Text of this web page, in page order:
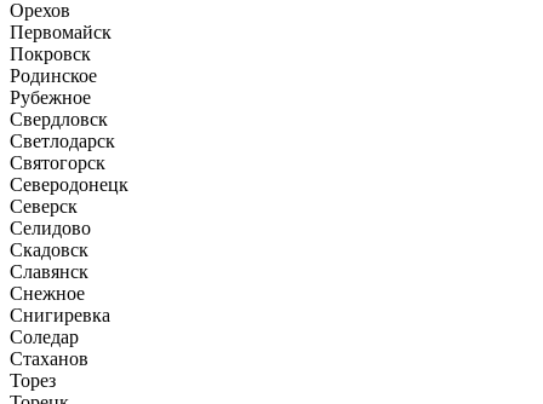
Орехов
Первомайск
Покровск
Родинское
Рубежное
Свердловск
Светлодарск
Святогорск
Северодонецк
Северск
Селидово
Скадовск
Славянск
Снежное
Снигиревка
Соледар
Стаханов
Торез